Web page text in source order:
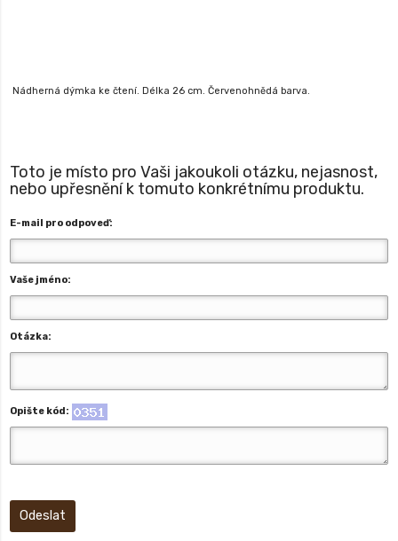
Nádherná dýmka ke čtení. Délka 26 cm. Červenohnědá barva.
Toto je místo pro Vaši jakoukoli otázku, nejasnost,
nebo upřesnění k tomuto konkrétnímu produktu.
E-mail pro odpoveď:
Vaše jméno:
Otázka:
Opište kód:
Odeslat